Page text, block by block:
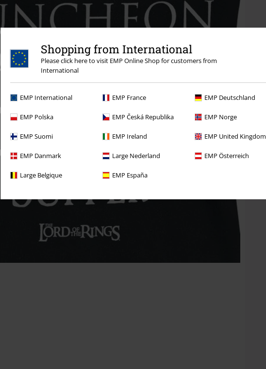
Shopping from International
Please click here to visit EMP Online Shop for customers from
International
EMP International EMP France EMP Deutschland
EMP Polska EMP Česká Republika EMP Norge
EMP Suomi EMP Ireland EMP United Kingdom
EMP Danmark Large Nederland EMP Österreich
Large Belgique EMP España